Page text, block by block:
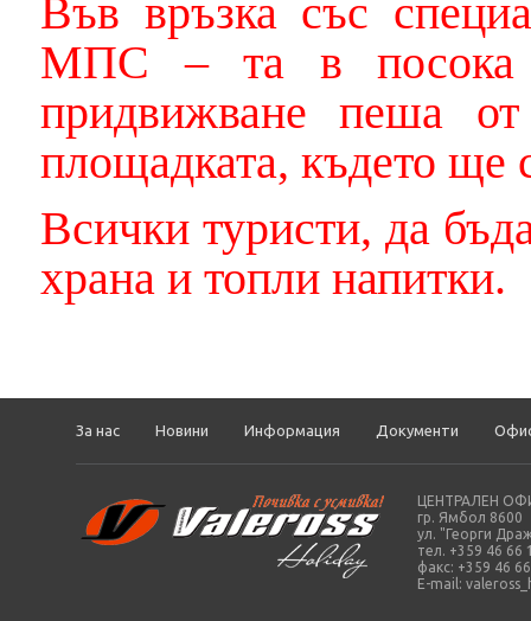
Във връзка със
МПС – та в посока
придвижване пеша
площадката, където ще
Всички туристи, да
храна и топли напитки.
За нас Новини Информация Документи
ЦЕНТРАЛЕН
гр. Ямбол 8600
ул. "Георги
тел. +359 46 66
факс: +359 46
E-mail: